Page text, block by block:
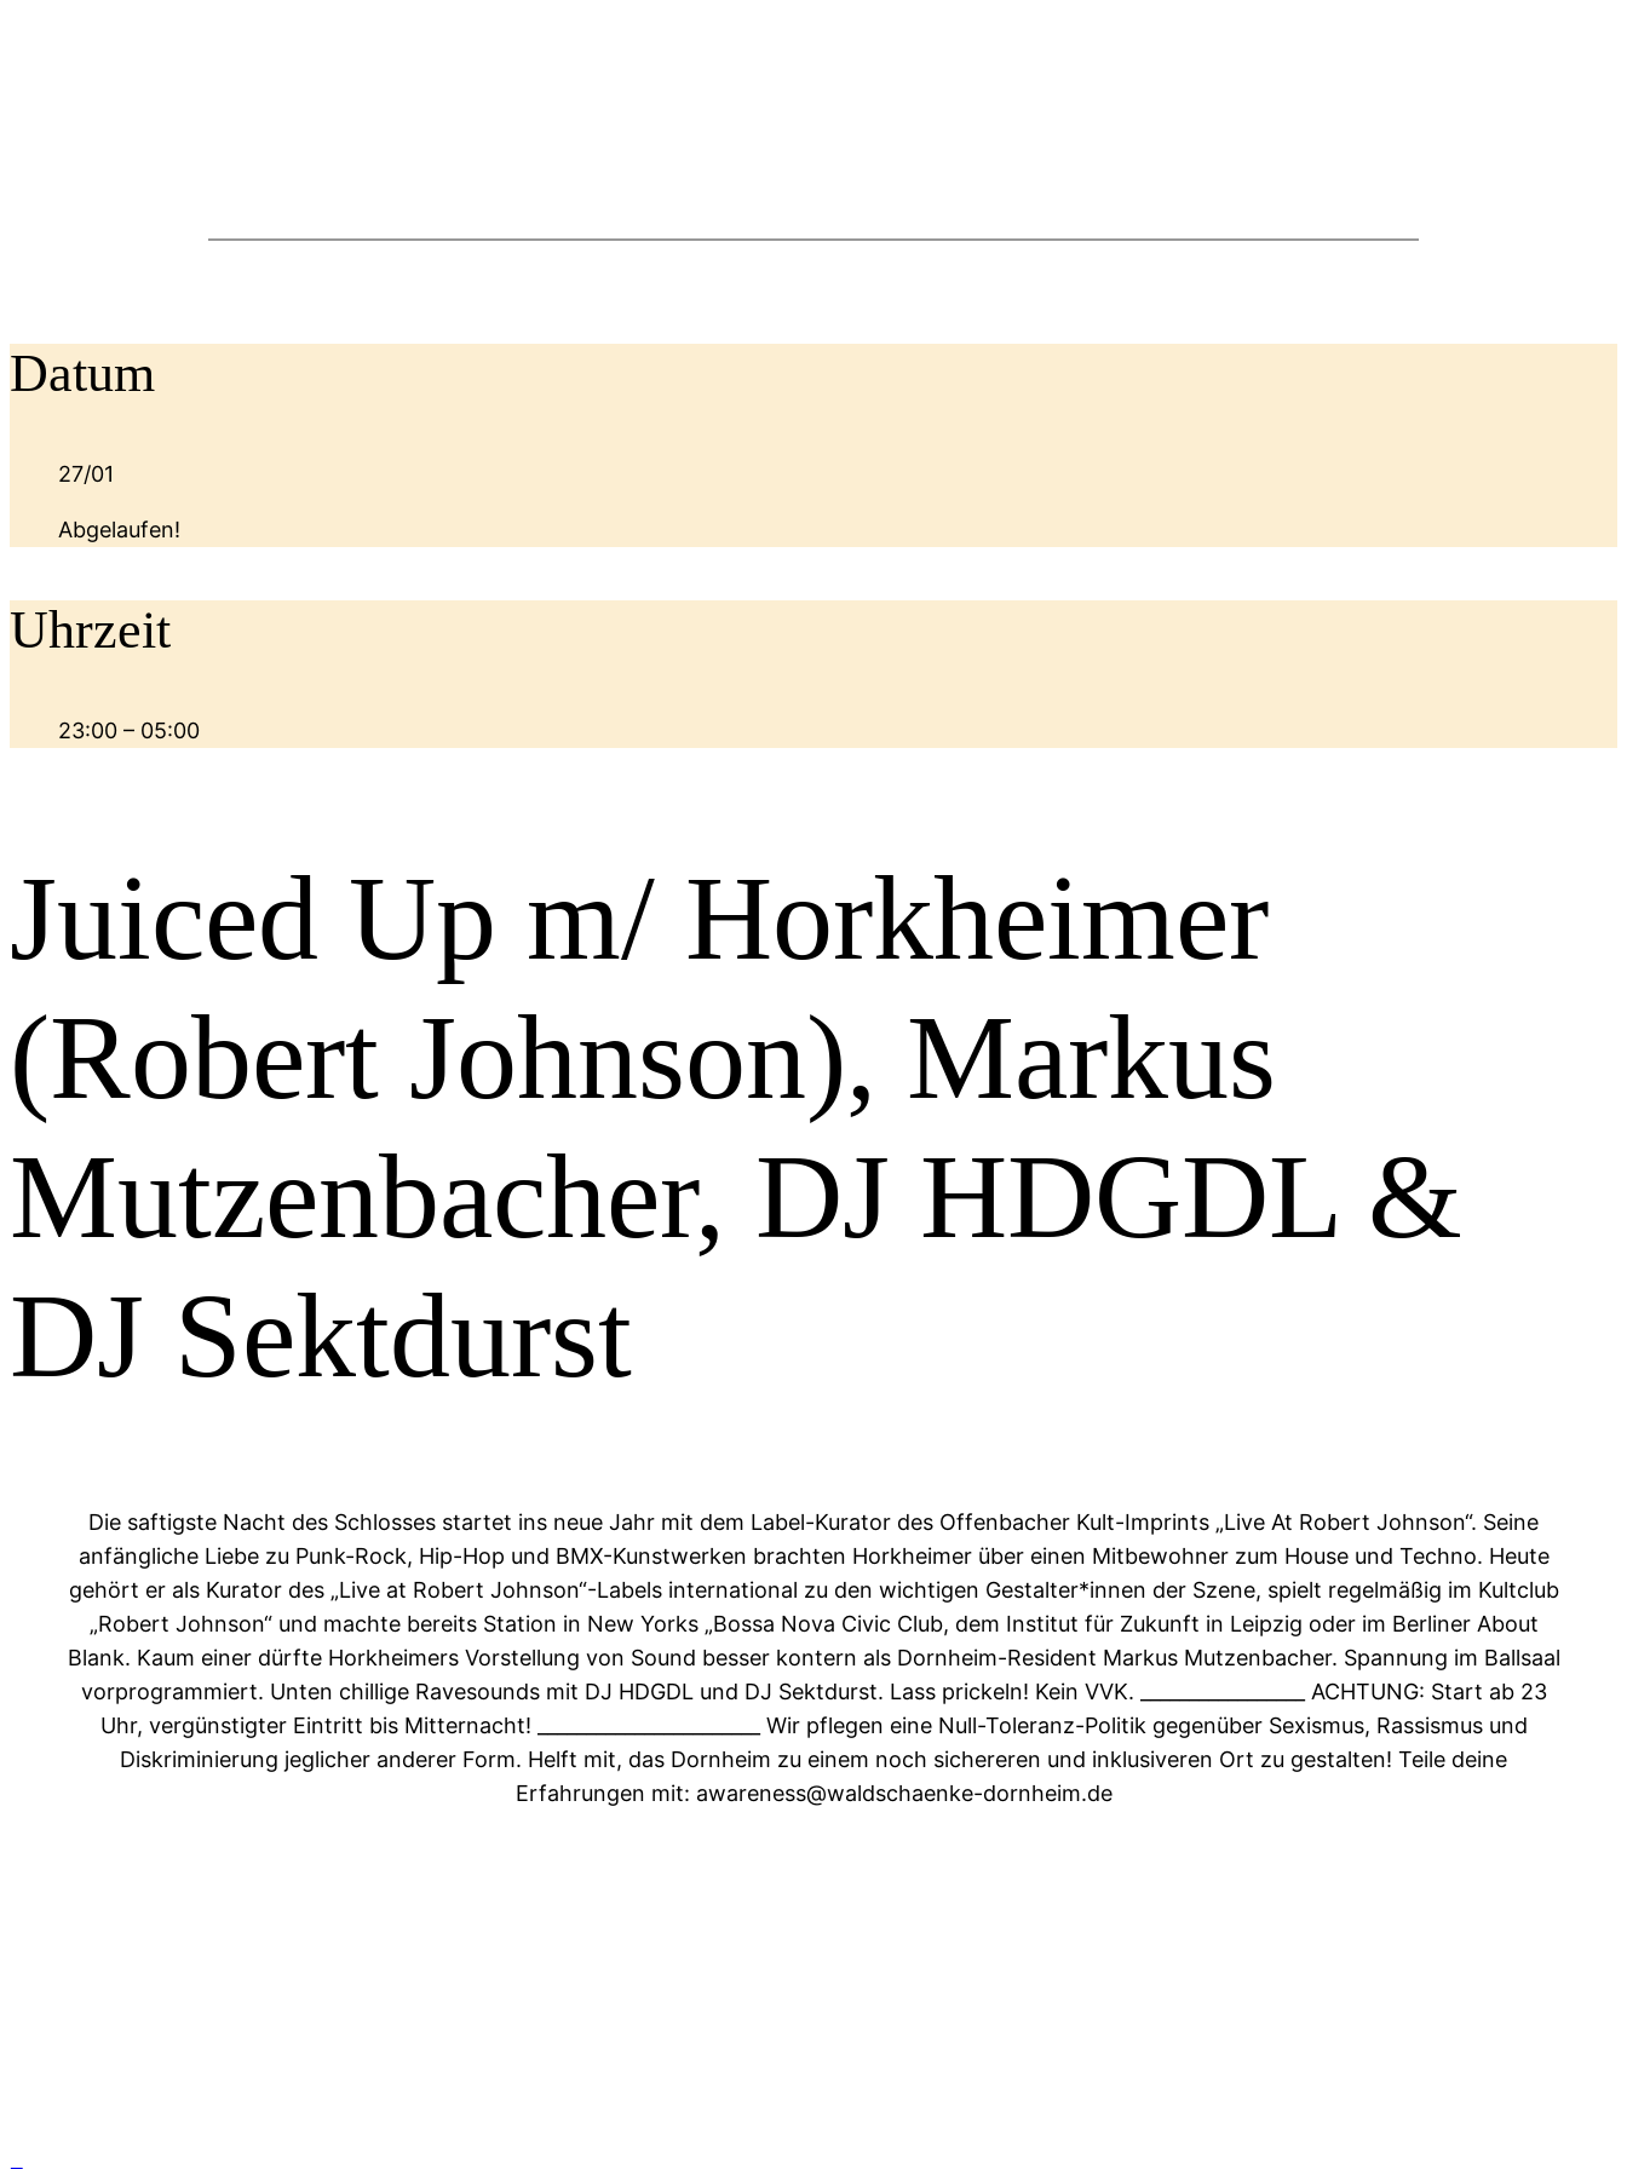
Datum
27/01
Abgelaufen!
Uhrzeit
23:00 – 05:00
Juiced Up m/ Horkheimer
(Robert Johnson), Markus
Mutzenbacher, DJ HDGDL &
DJ Sektdurst
Die saftigste Nacht des Schlosses startet ins neue Jahr mit dem Label-Kurator des Offenbacher Kult-Imprints „Live At Robert Johnson“. Seine
anfängliche Liebe zu Punk-Rock, Hip-Hop und BMX-Kunstwerken brachten Horkheimer über einen Mitbewohner zum House und Techno. Heute
gehört er als Kurator des „Live at Robert Johnson“-Labels international zu den wichtigen Gestalter*innen der Szene, spielt regelmäßig im Kultclub
„Robert Johnson“ und machte bereits Station in New Yorks „Bossa Nova Civic Club, dem Institut für Zukunft in Leipzig oder im Berliner About
Blank. Kaum einer dürfte Horkheimers Vorstellung von Sound besser kontern als Dornheim-Resident Markus Mutzenbacher. Spannung im Ballsaal
vorprogrammiert. Unten chillige Ravesounds mit DJ HDGDL und DJ Sektdurst. Lass prickeln! Kein VVK. _________________ ACHTUNG: Start ab 23
Uhr, vergünstigter Eintritt bis Mitternacht! _______________________ Wir pflegen eine Null-Toleranz-Politik gegenüber Sexismus, Rassismus und
Diskriminierung jeglicher anderer Form. Helft mit, das Dornheim zu einem noch sichereren und inklusiveren Ort zu gestalten! Teile deine
Erfahrungen mit: awareness@waldschaenke-dornheim.de